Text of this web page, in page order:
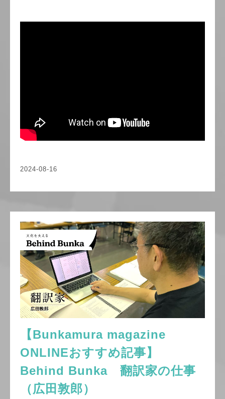
2024-08-16
【Bunkamura magazine
ONLINEおすすめ記事】
Behind Bunka 翻訳家の仕事
（広田敦郎）